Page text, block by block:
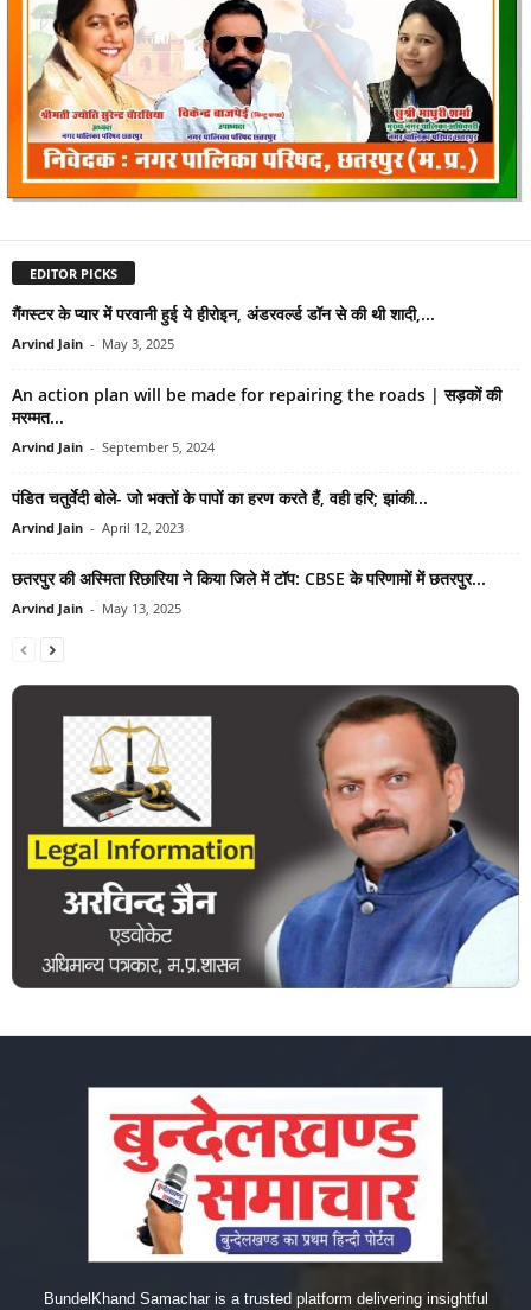
EDITOR PICKS
गैंगस्टर के प्यार में परवानी हुई ये हीरोइन, अंडरवर्ल्ड डॉन से की थी शादी,...
Arvind Jain - May 3, 2025
An action plan will be made for repairing the roads | सड़कों की
मरम्मत...
Arvind Jain - September 5, 2024
पंडित चतुर्वेदी बोले- जो भक्तों के पापों का हरण करते हैं, वही हरि; झांकी...
Arvind Jain - April 12, 2023
छतरपुर की अस्मिता रिछारिया ने किया जिले में टॉप: CBSE के परिणामों में छतरपुर...
Arvind Jain - May 13, 2025
BundelKhand Samachar is a trusted platform delivering insightful